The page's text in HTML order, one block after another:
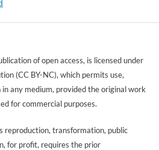
of open access, is licensed under
(CC BY-NC), which permits use,
any medium, provided the original work
for commercial purposes.
reproduction, transformation, public
for profit, requires the prior